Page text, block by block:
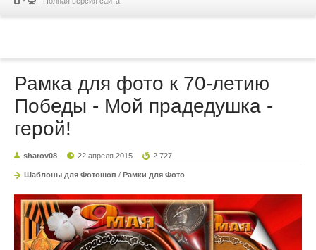
Рамка для фото к 70-летию
Победы - Мой прадедушка -
герой!
sharov08 22 апреля 2015 2 727
Шаблоны для Фотошоп / Рамки для Фото